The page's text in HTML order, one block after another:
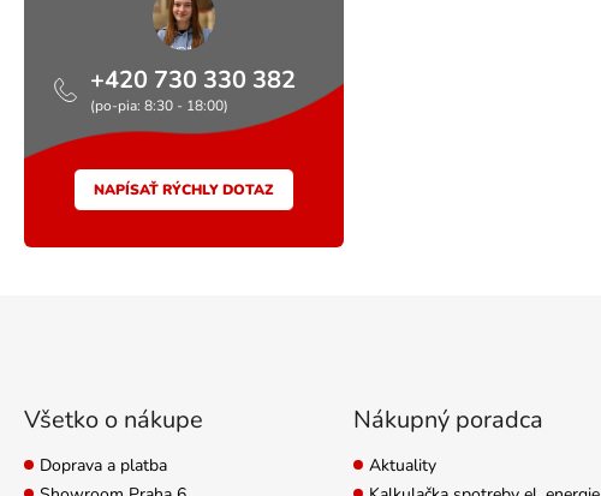
+420 730 330 382
(po-pia: 8:30 - 18:00)
NAPÍSAŤ RÝCHLY DOTAZ
Všetko o nákupe
Doprava a platba
Nákupný poradca
Aktuality